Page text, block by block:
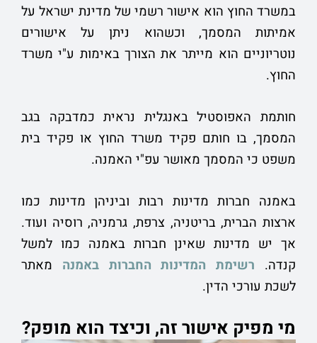
במשרד החוץ הוא אישור רשמי של מדינת ישראל על
אמיתות המסמך, וכשהוא ניתן על אישורים
נוטריוניים הוא מייתר את הצורך באימות ע"י משרד
החוץ.
חותמת האפוסטיל באנגלית נראית כמדבקה בגב
המסמך, בו חותם פקיד משרד החוץ או פקיד בית
משפט כי המסמך מאושר עפ"י האמנה.
באמנה חברות מדינות רבות וביניהן מדינות כמו
ארצות הברית, בריטניה, צרפת, גרמניה, רוסיה ועוד.
אך יש מדינות שאינן חברות באמנה כמו למשל
קנדה. רשימת המדינות החברות באמנה מאתר
לשכת עורכי הדין.
מי מפיק אישור זה, וכיצד הוא מופק?